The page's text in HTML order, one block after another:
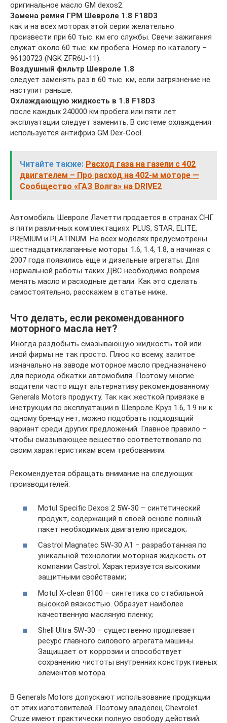
оригинальное масло GM dexos2.
Замена ремня ГРМ Шевроле 1.8 F18D3
как и на всех моторах этой серии желательно
произвести при 60 тыс. км его службы. Свечи зажигания
служат около 60 тыс. км пробега. Номер по каталогу –
96130723 (NGK ZFR6U-11).
Воздушный фильтр Шевроле 1.8
следует заменять раз в 60 тыс. км, если загрязнение не
наступит раньше.
Охлаждающую жидкость в 1.8 F18D3
после каждых 240000 км пробега или пяти лет
эксплуатации следует заменить. В системе охлаждения
используется антифриз GM Dex-Cool.
Читайте также: Расход газа на газели с 402
двигателем – Про расход на 402-м моторе —
Сообщество «ГАЗ Волга» на DRIVE2
Автомобиль Шевроле Лачетти продается в странах СНГ
в пяти различных комплектациях: PLUS, STAR, ELITE,
PREMIUM и PLATINUM. На всех моделях предусмотрены
шестнадцатиклапанные моторы: 1.6, 1.4, 1.8, а начиная с
2007 года появились еще и дизельные агрегаты. Для
нормальной работы таких ДВС необходимо вовремя
менять масло и расходные детали. Как это сделать
самостоятельно, расскажем в статье ниже.
Что делать, если рекомендованного
моторного масла нет?
Иногда раздобыть смазывающую жидкость той или
иной фирмы не так просто. Плюс ко всему, залитое
изначально на заводе моторное масло предназначено
для периода обкатки автомобиля. Поэтому многие
водители часто ищут альтернативу рекомендованному
Generals Motors продукту. Так как жесткой привязке в
инструкции по эксплуатации в Шевроле Круз 1.6, 1.9 ни к
одному бренду нет, можно подобрать подходящий
вариант среди других предложений. Главное правило –
чтобы смазывающее вещество соответствовало по
своим характеристикам всем требованиям.
Рекомендуется обращать внимание на следующих
производителей:
Motul Specific Dexos 2 5W-30 – синтетический
продукт, содержащий в своей основе полный
пакет необходимых двигателю присадок;
Castrol Magnatec 5W-30 A1 – разработанная по
уникальной технологии моторная жидкость от
компании Castrol. Характеризуется высокими
защитными свойствами;
Motul X-clean 8100 – синтетика со стабильной
высокой вязкостью. Образует наиболее
качественную масляную пленку;
Shell Ultra 5W-30 – существенно продлевает
ресурс главного силового агрегата машины.
Защищает от коррозии и способствует
сохранению чистоты внутренних конструктивных
элементов мотора.
В Generals Motors допускают использование продукции
от этих изготовителей. Поэтому владелец Chevrolet
Cruze имеют практически полную свободу действий.